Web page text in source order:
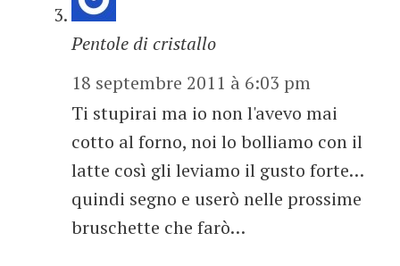
Pentole di cristallo
18 septembre 2011 à 6:03 pm
Ti stupirai ma io non l'avevo mai
cotto al forno, noi lo bolliamo con il
latte così gli leviamo il gusto forte…
quindi segno e userò nelle prossime
bruschette che farò…